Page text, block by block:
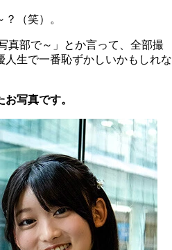
（笑）。
真部で～」とか言って、全部撮
人生で一番恥ずかしいかもしれな
写真です。